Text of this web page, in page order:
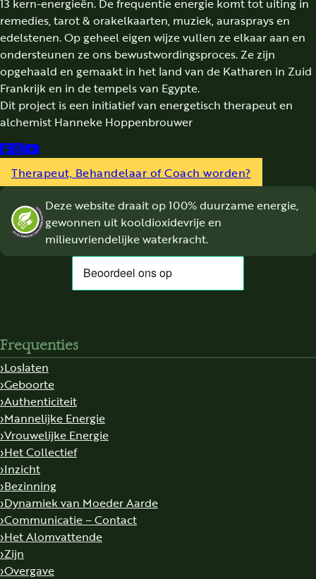
remedies, tarot & orakelkaarten, muziek, aurasprays en
edelstenen. Op geheel eigen wijze vullen ze elkaar aan en
ondersteunen ze ons bewustwordingsproces. Ze zijn
opgehaald en gemaakt in het land van de Katharen in Zuid
Frankrijk en in de tempels van Egypte.
Dit project is een initiatief van energetisch therapeut en
alchemist Hanneke Hoppenbrouwer
Follow us on Facebook
Follow us on Instagram
Follow us on YouTube
Therapeut, Behandelaar of Coach worden?
Deze website draait op 100% duurzame energie,
gewonnen uit kooldioxidevrije en
milieuvriendelijke waterkracht.
Frequenties
Loslaten
Geboorte
Authenticiteit
Mannelijke Energie
Vrouwelijke Energie
Het Collectief
Inzicht
Bezinning
Dynamiek van Moeder Aarde
Communicatie – Contact
Het Alomvattende
Zijn
Overgave